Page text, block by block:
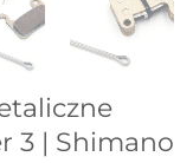
3 | Shimano